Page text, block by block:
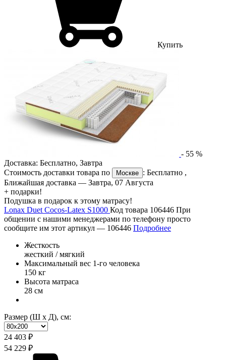
Купить
- 55 %
Доставка: Бесплатно, Завтра
Стоимость доставки товара по
Москве : Бесплатно ,
Ближайшая доставка — Завтра, 07 Августа
+ подарки!
Подушка в подарок к этому матрасу!
Lonax Duet Cocos-Latex S1000 Код товара 106446 При
общении с нашими менеджерами по телефону просто
сообщите им этот артикул — 106446 Подробнее
Жесткость
жесткий / мягкий
Максимальный вес 1-го человека
150 кг
Высота матраса
28 см
Размер (Ш х Д), см:
24 403 ₽
54 229 ₽